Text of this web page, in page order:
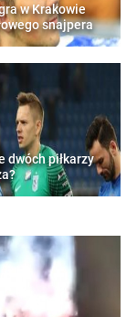
w Krakowie
snajpera
dwóch piłkarzy